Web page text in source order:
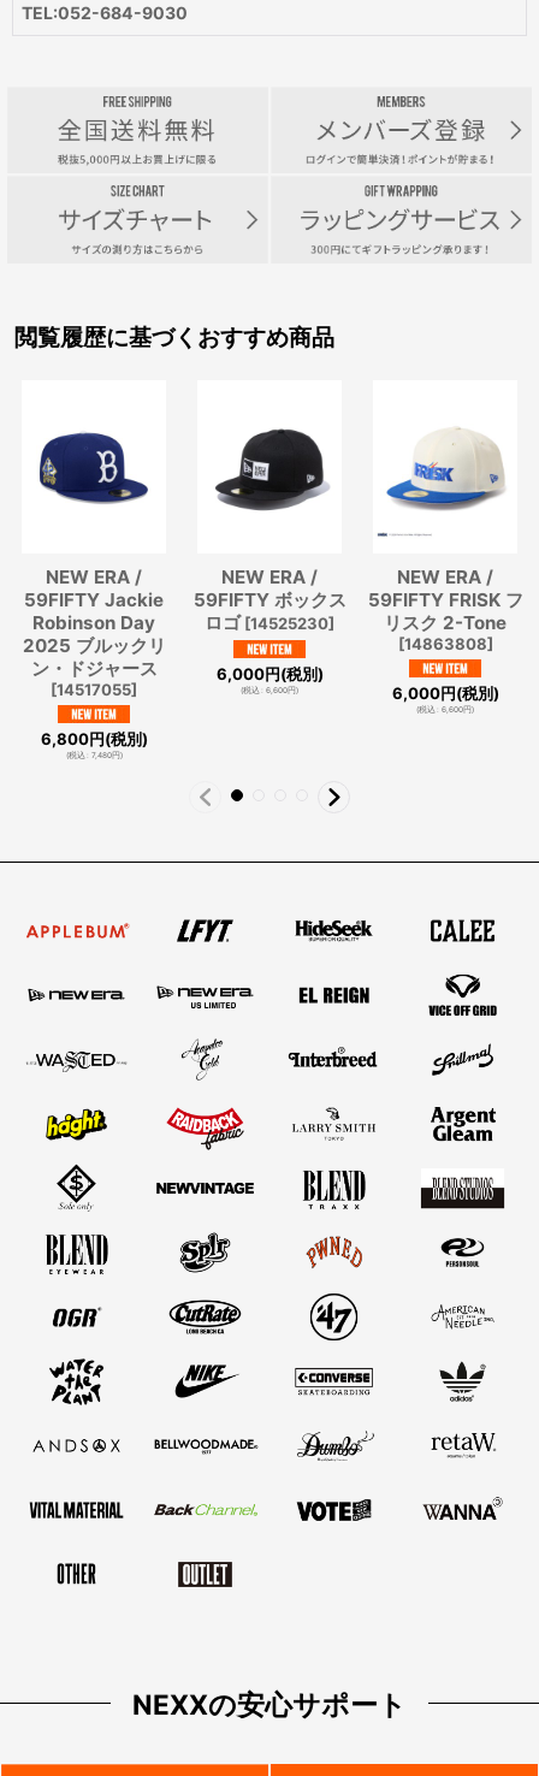
TEL:052-684-9030
閲覧履歴に基づくおすすめ商品
NEW ERA /
59FIFTY Jackie
Robinson Day
2025 ブルックリ
ン・ドジャース
[14517055]
6,800円(税別)
(税込: 7,480円)
NEW ERA /
59FIFTY ボックス
ロゴ [14525230]
6,000円(税別)
(税込: 6,600円)
NEW ERA /
59FIFTY FRISK フ
リスク 2-Tone
[14863808]
6,000円(税別)
(税込: 6,600円)
NEXXの安心サポート